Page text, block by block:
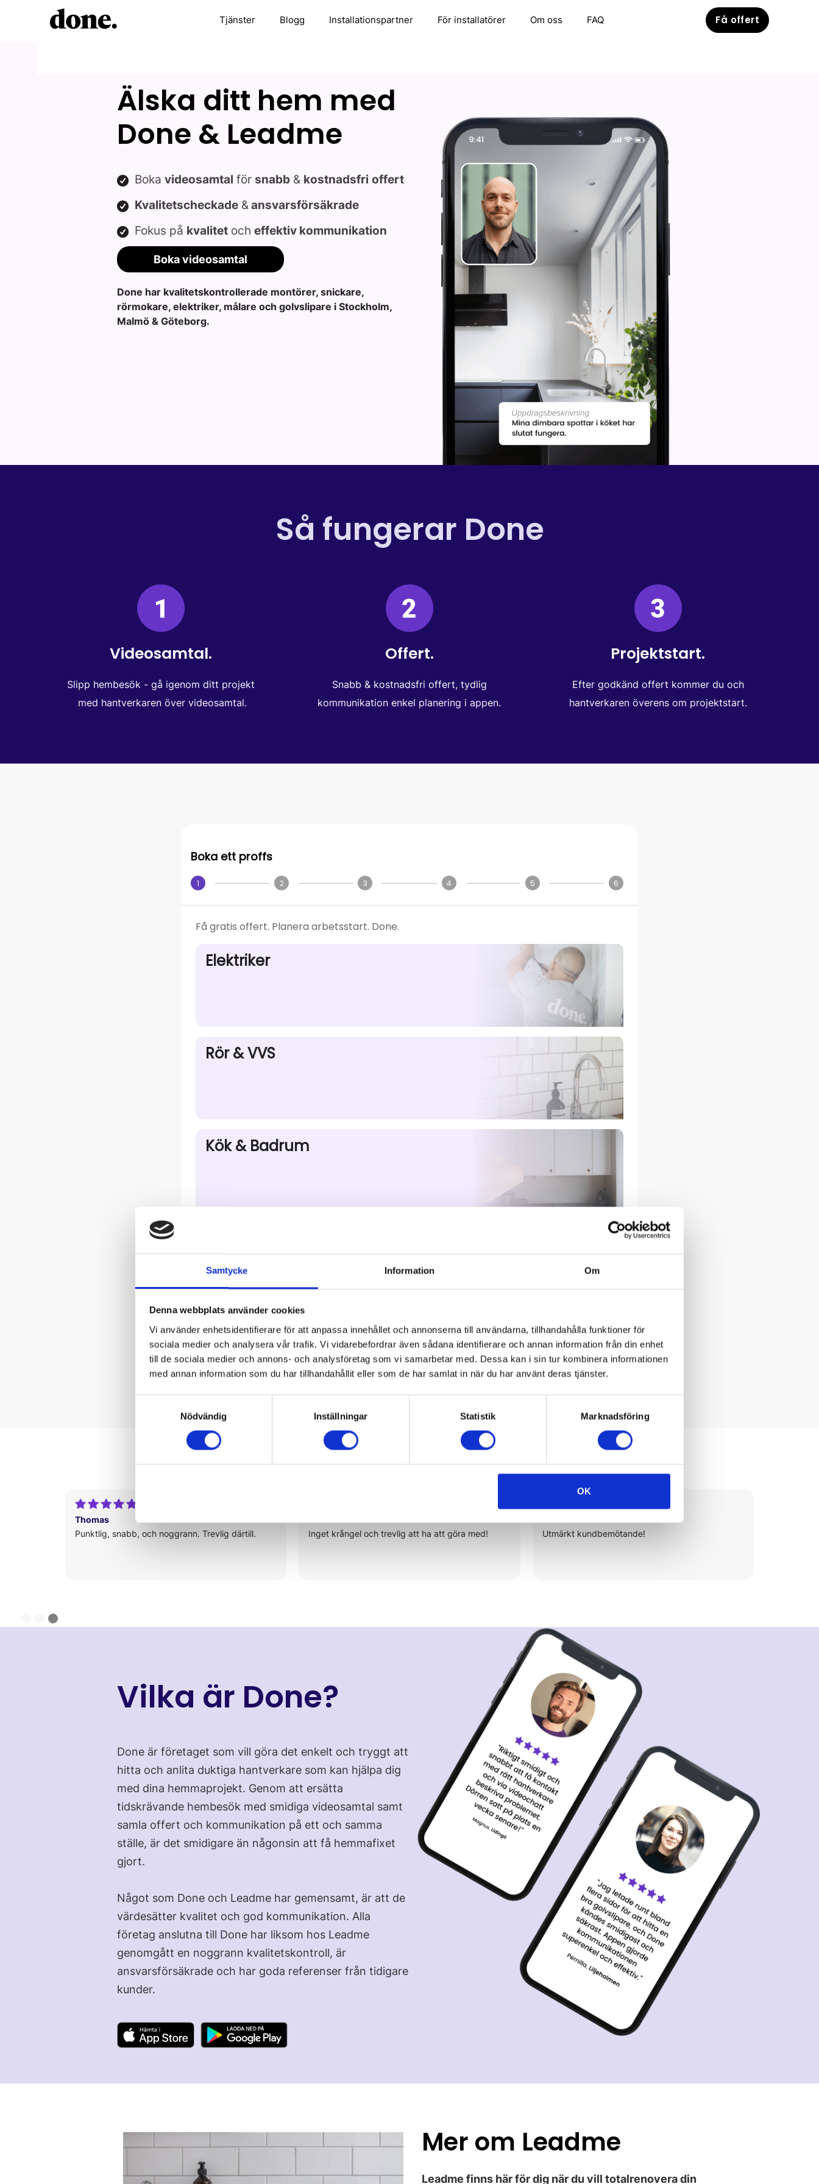
Samtycke Information Om
Denna webbplats använder cookies
Vi använder enhetsidentifierare för att anpassa innehållet och annonserna till användarna, tillhandahålla funktioner för
sociala medier och analysera vår trafik. Vi vidarebefordrar även sådana identifierare och annan information från din enhet
till de sociala medier och annons- och analysföretag som vi samarbetar med. Dessa kan i sin tur kombinera informationen
med annan information som du har tillhandahållit eller som de har samlat in när du har använt deras tjänster.
Nödvändig
Inställningar Statistik Marknadsföring
OK
Tjänster Blogg Installationspartner För installatörer Om oss FAQ Få offert
Älska ditt hem med
Done & Leadme
Bokavideosamtal försnabb & kostnadsfri offert
Kvalitetscheckade &ansvarsförsäkrade
Fokus på kvalitet ocheffektiv kommunikation
Boka videosamtal
Done har kvalitetskontrollerade montörer, snickare,
rörmokare, elektriker, målare och golvslipare i Stockholm,
Malmö & Göteborg.
Så fungerar Done
Videosamtal.
Slipp hembesök - gå igenom ditt projekt
med hantverkaren över videosamtal.
Offert.
Snabb & kostnadsfri offert, tydlig
kommunikation enkel planering i appen.
Projektstart.
Efter godkänd offert kommer du och
hantverkaren överens om projektstart.
Vad säger kunder om Done?
Thomas
Punktlig, snabb, och noggrann. Trevlig därtill.
Inget krångel och trevlig att ha att göra med!
Utmärkt kundbemötande!
Vilka är Done?
Done är företaget som vill göra det enkelt och tryggt att
hitta och anlita duktiga hantverkare som kan hjälpa dig
med dina hemmaprojekt. Genom att ersätta
tidskrävande hembesök med smidiga videosamtal samt
samla offert och kommunikation på ett och samma
ställe, är det smidigare än någonsin att få hemmafixet
gjort.
Något som Done och Leadme har gemensamt, är att de
värdesätter kvalitet och god kommunikation. Alla
företag anslutna till Done har liksom hos Leadme
genomgått en noggrann kvalitetskontroll, är
ansvarsförsäkrade och har goda referenser från tidigare
kunder.
Mer om Leadme
Leadme finns här för dig när du vill totalrenovera din